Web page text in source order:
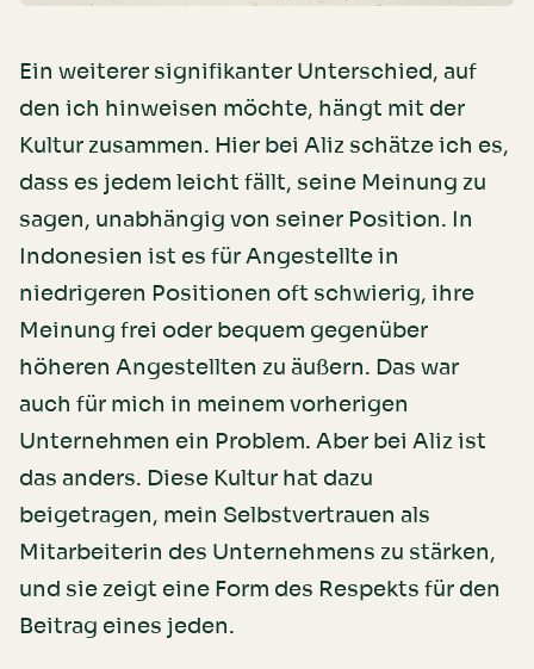
Ein weiterer signifikanter Unterschied, auf
den ich hinweisen möchte, hängt mit der
Kultur zusammen. Hier bei Aliz schätze ich es,
dass es jedem leicht fällt, seine Meinung zu
sagen, unabhängig von seiner Position. In
Indonesien ist es für Angestellte in
niedrigeren Positionen oft schwierig, ihre
Meinung frei oder bequem gegenüber
höheren Angestellten zu äußern. Das war
auch für mich in meinem vorherigen
Unternehmen ein Problem. Aber bei Aliz ist
das anders. Diese Kultur hat dazu
beigetragen, mein Selbstvertrauen als
Mitarbeiterin des Unternehmens zu stärken,
und sie zeigt eine Form des Respekts für den
Beitrag eines jeden.